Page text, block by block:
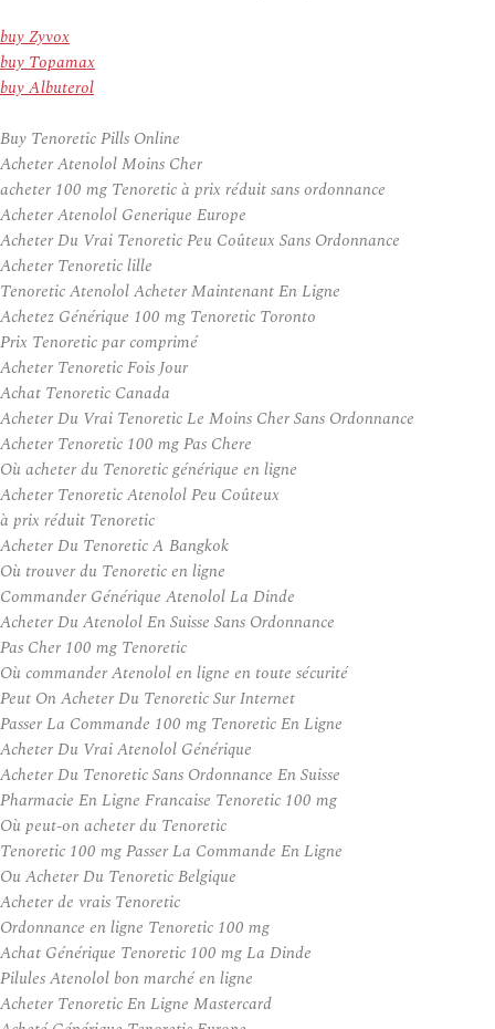
buy Zyvox
buy Topamax
buy Albuterol
Buy Tenoretic Pills Online
Acheter Atenolol Moins Cher
acheter 100 mg Tenoretic à prix réduit sans ordonnance
Acheter Atenolol Generique Europe
Acheter Du Vrai Tenoretic Peu Coûteux Sans Ordonnance
Acheter Tenoretic lille
Tenoretic Atenolol Acheter Maintenant En Ligne
Achetez Générique 100 mg Tenoretic Toronto
Prix Tenoretic par comprimé
Acheter Tenoretic Fois Jour
Achat Tenoretic Canada
Acheter Du Vrai Tenoretic Le Moins Cher Sans Ordonnance
Acheter Tenoretic 100 mg Pas Chere
Où acheter du Tenoretic générique en ligne
Acheter Tenoretic Atenolol Peu Coûteux
à prix réduit Tenoretic
Acheter Du Tenoretic A Bangkok
Où trouver du Tenoretic en ligne
Commander Générique Atenolol La Dinde
Acheter Du Atenolol En Suisse Sans Ordonnance
Pas Cher 100 mg Tenoretic
Où commander Atenolol en ligne en toute sécurité
Peut On Acheter Du Tenoretic Sur Internet
Passer La Commande 100 mg Tenoretic En Ligne
Acheter Du Vrai Atenolol Générique
Acheter Du Tenoretic Sans Ordonnance En Suisse
Pharmacie En Ligne Francaise Tenoretic 100 mg
Où peut-on acheter du Tenoretic
Tenoretic 100 mg Passer La Commande En Ligne
Ou Acheter Du Tenoretic Belgique
Acheter de vrais Tenoretic
Ordonnance en ligne Tenoretic 100 mg
Achat Générique Tenoretic 100 mg La Dinde
Pilules Atenolol bon marché en ligne
Acheter Tenoretic En Ligne Mastercard